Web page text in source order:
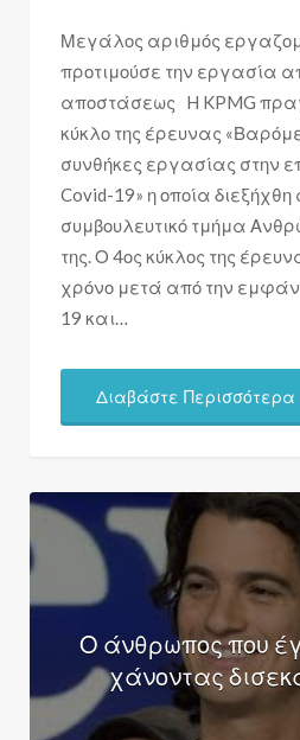
Μεγάλος αριθμός
προτιμούσε την εργασία
αποστάσεως H KPMG
κύκλο της έρευνας
συνθήκες εργασίας στην
Covid-19» η οποία διεξήχθη
συμβουλευτικό τμήμα
της. Ο 4ος κύκλος της
χρόνο μετά από την
19 και…
Διαβάστε Περισσότερα
Ο άνθρωπος που
χάνοντας